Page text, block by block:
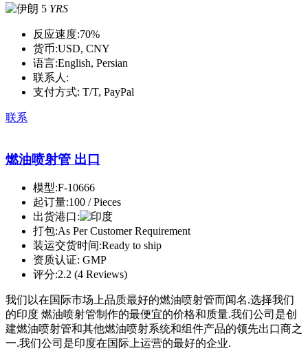
5 YRS
反应速度:70%
货币:USD, CNY
语言:English, Persian
联系人:
支付方式: T/T, PayPal
联系
燃油喷射管 出口
模型:F-10666
起订量:100 / Pieces
出货港口:
打包:As Per Customer Requirement
装运交货时间:Ready to ship
资质认证: GMP
评分:2.2 (4 Reviews)
我们以在国际市场上品质最好的燃油喷射管而闻名.选择我们
的印度 燃油喷射管制作的最便宜的价格和质量.我们公司是创
建燃油喷射管和其他燃油喷射系统和组件产品的领先出口商之
一.我们公司是印度在国际上运营的最好的企业.